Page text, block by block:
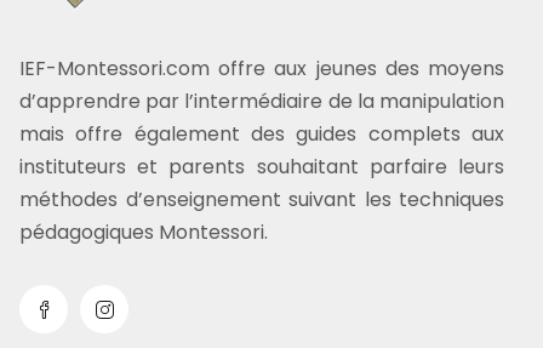
IEF-Montessori.com offre aux jeunes des moyens
d’apprendre par l’intermédiaire de la manipulation
mais offre également des guides complets aux
instituteurs et parents souhaitant parfaire leurs
méthodes d’enseignement suivant les techniques
pédagogiques Montessori.